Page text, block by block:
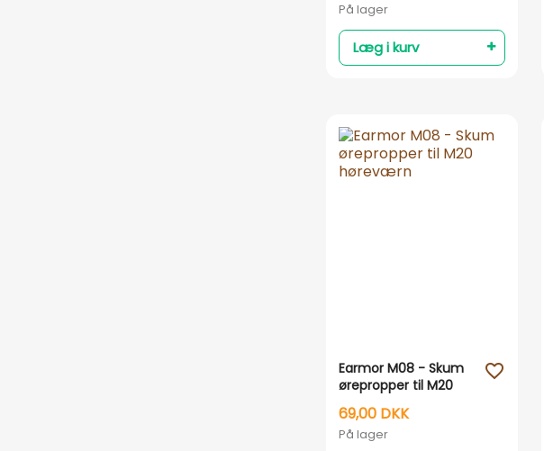
På lager
Læg i kurv
Earmor M08 - Skum
ørepropper til M20
høreværn
69,00 DKK
På lager
favorite_outline